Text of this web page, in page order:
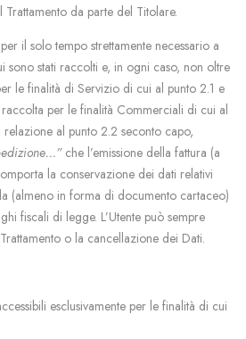
Trattamento da parte del Titolare.
per il solo tempo strettamente necessario a
sono stati raccolti e, in ogni caso, non oltre
le finalità di Servizio di cui al punto 2.1 e
per le finalità Commerciali di cui al
al punto 2.2 seconto capo,
che l’emissione della fattura (a
la conservazione dei dati relativi
(almeno in forma di documento cartaceo)
fiscali di legge. L’Utente può sempre
o la cancellazione dei Dati.
esclusivamente per le finalità di cui